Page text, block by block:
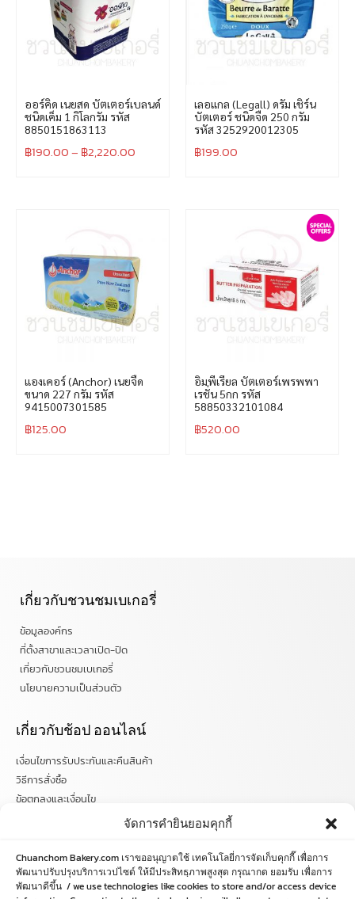
จัดการคำยินยอมคุกกี้
Chuanchom Bakery.com เราขออนุญาตใช้ เทคโนโลยี่การจัดเก็บคุกกี๊ เพื่อการ
พัฒนาปรับปรุงบริการเวปไซด์ ให้มีประสิทธฺภาพสูงสุด กรุณากด ยอมรับ เพื่อการ
พัฒนาดีขึ้น / we use technologies like cookies to store and/or access device
ออร์คิด เนยสด บัตเตอร์เบลนด์
ชนิดเค็ม 1 กิโลกรัม รหัส
8850151863113
฿190.00– ฿2,220.00
เลอแกล (Legall) ดรัม เชิร์น
บัตเตอร์ ชนิดจืด 250 กรัม
รหัส 3252920012305
฿199.00
แองเคอร์ (Anchor) เนยจืด
ขนาด 227 กรัม รหัส
9415007301585
฿125.00
อิมพีเรียล บัตเตอร์เพรพพา
เรชั่น 5กก รหัส
58850332101084
฿520.00
เกี่ยวกับชวนชมเบเกอรี่
ข้อมูลองค์กร
ที่ตั้งสาขาและเวลาเปิด-ปิด
เกี่ยวกับชวนชมเบเกอรี่
นโยบายความเป็นส่วนตัว
เกี่ยวกับช้อป ออนไลน์
เงื่อนไขการรับประกันและคืนสินค้า
วิธีการสั่งซื้อ
ข้อตกลงและเงื่อนไข
ติดตามข่าวสารได้ที่
chuanchombakery